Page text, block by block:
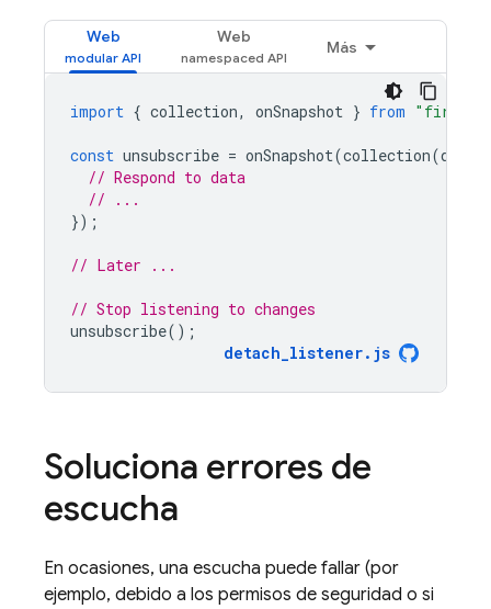
Web Web
Más
import { collection, onSnapshot } from
const unsubscribe = onSnapshot(collection(db
// Respond to data
// ...
});
// Later ...
// Stop listening to changes
unsubscribe();
detach_listener. js
Soluciona errores de
escucha
En ocasiones, una escucha puede fallar (por
ejemplo, debido a los permisos de seguridad o si